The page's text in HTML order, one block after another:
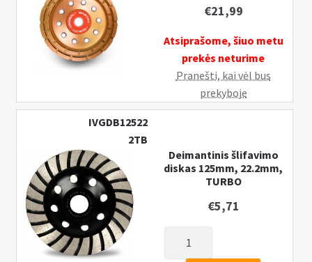
€21,99
Atsiprašome, šiuo metu
prekės neturime
Pranešti, kai vėl bus
prekyboje
IVGDB12522
2TB
Deimantinis šlifavimo
diskas 125mm, 22.2mm,
TURBO
€5,71